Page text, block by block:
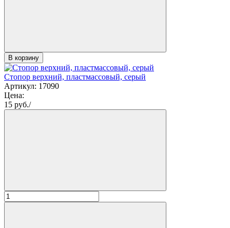
В корзину
Стопор верхний, пластмассовый, серый
Артикул: 17090
Цена:
15 руб./